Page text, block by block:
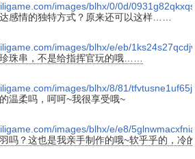
images/blhx/0/0d/
感情的独特方式？原来还可以这样……
images/blhx/e/eb/
珠串，不是给指挥官玩的哦……
images/blhx/8/81/
温柔吗，呵呵~我很享受哦~
images/blhx/e/e8/
吗？这也是我亲手制作的哦~软乎乎的，冷